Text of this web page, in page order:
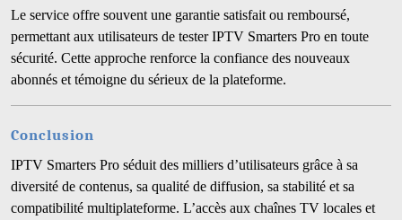
Le service offre souvent une garantie satisfait ou remboursé,
permettant aux utilisateurs de tester IPTV Smarters Pro en toute
sécurité. Cette approche renforce la confiance des nouveaux
abonnés et témoigne du sérieux de la plateforme.
Conclusion
IPTV Smarters Pro séduit des milliers d’utilisateurs grâce à sa
diversité de contenus, sa qualité de diffusion, sa stabilité et sa
compatibilité multiplateforme. L’accès aux chaînes TV locales et